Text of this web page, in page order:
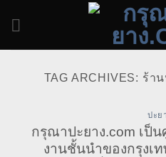
TAG ARCHIVES: ร้า
ปะย
กรุณาปะยาง.com เป็
งานชั้นนำของกรุงเ